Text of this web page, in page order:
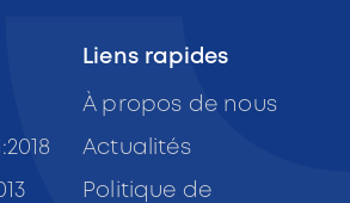
Liens rapides
À propos de nous
Actualités
Politique de